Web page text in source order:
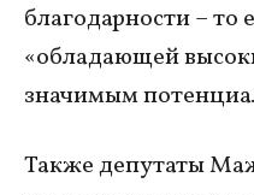
благодарности – то
«обладающей
значимым
Также депутаты